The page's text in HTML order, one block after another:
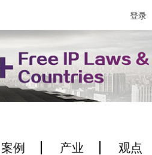
登录
案例 产业 观点